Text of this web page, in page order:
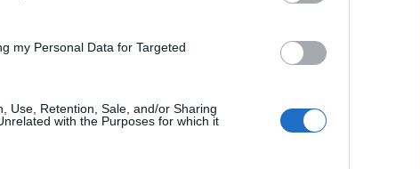
my Personal Data for Targeted
Use, Retention, Sale, and/or Sharing
with the Purposes for which it